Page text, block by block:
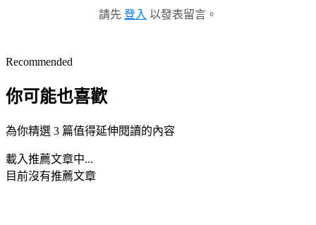
請先 登入 以發表留言。
Recommended
你可能也喜歡
為你精選 3 篇值得延伸閱讀的內容
載入推薦文章中...
目前沒有推薦文章